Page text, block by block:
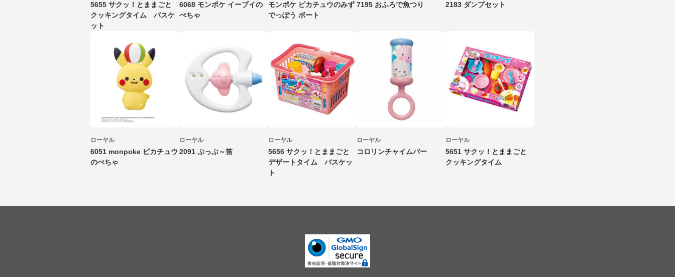
5655 サクッ！とままごと
クッキングタイム バスケ
ット
6068 モンポケ イーブイの
ぺちゃ
モンポケ ピカチュウのみず
でっぽう ボート
7195 おふろで魚つり 2183 ダンプセット
ローヤル
6051 monpoke ピカチュウ
のぺちゃ
ローヤル
2091 ぷっぷ～笛
ローヤル
5656 サクッ！とままごと
デザートタイム バスケッ
ト
ローヤル
コロリンチャイムバー
ローヤル
5651 サクッ！とままごと
クッキングタイム